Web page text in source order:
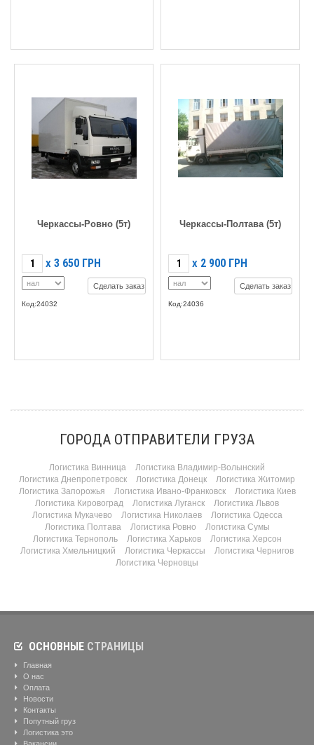
Черкассы-Ровно (5т)
X 3 650 ГРН
Сделать заказ
Код:24032
Черкассы-Полтава (5т)
X 2 900 ГРН
Сделать заказ
Код:24036
ГОРОДА ОТПРАВИТЕЛИ ГРУЗА
Логистика Винница
Логистика Владимир-Волынский
Логистика Днепропетровск
Логистика Донецк
Логистика Житомир
Логистика Запорожья
Логистика Ивано-Франковск
Логистика Киев
Логистика Кировоград
Логистика Луганск
Логистика Львов
Логистика Мукачево
Логистика Николаев
Логистика Одесса
Логистика Полтава
Логистика Ровно
Логистика Сумы
Логистика Тернополь
Логистика Харьков
Логистика Херсон
Логистика Хмельницкий
Логистика Черкассы
Логистика Чернигов
Логистика Черновцы
ОСНОВНЫЕ СТРАНИЦЫ
Главная
О нас
Оплата
Новости
Контакты
Попутный груз
Логистика это